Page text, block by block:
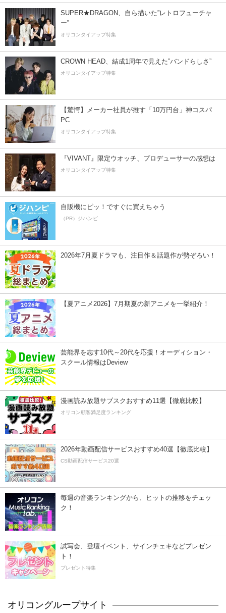
SUPER★DRAGON、自ら描いた”レトロフューチャ
ー”
オリコンタイアップ特集
CROWN HEAD、結成1周年で見えた”バンドらしさ”
オリコンタイアップ特集
【驚愕】メーカー社員が推す「10万円台」神コスパ
PC
オリコンタイアップ特集
『VIVANT』限定ウオッチ、プロデューサーの感想は
オリコンタイアップ特集
自販機にピッ！ですぐに買えちゃう
（PR）ジハンピ
2026年7月夏ドラマも、注目作＆話題作が勢ぞろい！
【夏アニメ2026】7月期夏の新アニメを一挙紹介！
芸能界を志す10代～20代を応援！オーディション・
スクール情報はDeview
漫画読み放題サブスクおすすめ11選【徹底比較】
オリコン顧客満足度ランキング
2026年動画配信サービスおすすめ40選【徹底比較】
CS動画配信サービス20選
毎週の音楽ランキングから、ヒットの推移をチェッ
ク！
試写会、登壇イベント、サインチェキなどプレゼン
ト！
プレゼント特集
オリコングループサイト